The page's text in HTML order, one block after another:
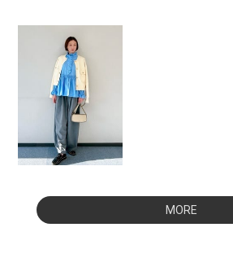
MORE